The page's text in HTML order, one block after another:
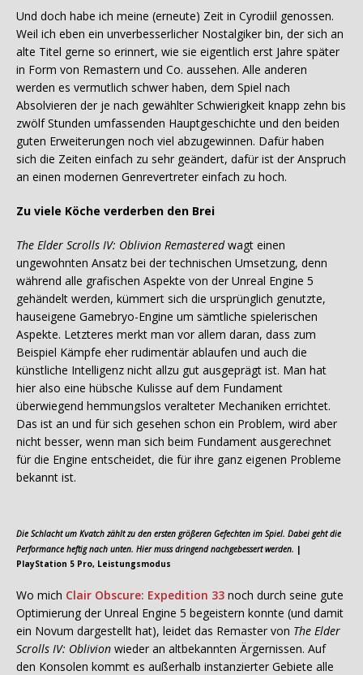
Und doch habe ich meine (erneute) Zeit in Cyrodiil genossen.
Weil ich eben ein unverbesserlicher Nostalgiker bin, der sich an
alte Titel gerne so erinnert, wie sie eigentlich erst Jahre später
in Form von Remastern und Co. aussehen. Alle anderen
werden es vermutlich schwer haben, dem Spiel nach
Absolvieren der je nach gewählter Schwierigkeit knapp zehn bis
zwölf Stunden umfassenden Hauptgeschichte und den beiden
guten Erweiterungen noch viel abzugewinnen. Dafür haben
sich die Zeiten einfach zu sehr geändert, dafür ist der Anspruch
an einen modernen Genrevertreter einfach zu hoch.
Zu viele Köche verderben den Brei
The Elder Scrolls IV: Oblivion Remasteredwagt einen
ungewohnten Ansatz bei der technischen Umsetzung, denn
während alle grafischen Aspekte von der Unreal Engine 5
gehändelt werden, kümmert sich die ursprünglich genutzte,
hauseigene Gamebryo-Engine um sämtliche spielerischen
Aspekte. Letzteres merkt man vor allem daran, dass zum
Beispiel Kämpfe eher rudimentär ablaufen und auch die
künstliche Intelligenz nicht allzu gut ausgeprägt ist. Man hat
hier also eine hübsche Kulisse auf dem Fundament
überwiegend hemmungslos veralteter Mechaniken errichtet.
Das ist an und für sich gesehen schon ein Problem, wird aber
nicht besser, wenn man sich beim Fundament ausgerechnet
für die Engine entscheidet, die für ihre ganz eigenen Probleme
bekannt ist.
Die Schlacht um Kvatch zählt zu den ersten größeren Gefechten im Spiel. Dabei geht die
Performance heftig nach unten. Hier muss dringend nachgebessert werden. |
PlayStation 5 Pro, Leistungsmodus
Wo mich Clair Obscure: Expedition 33 noch durch seine gute
Optimierung der Unreal Engine 5 begeistern konnte (und damit
ein Novum dargestellt hat), leidet das Remaster von The Elder
Scrolls IV: Oblivion wieder an altbekannten Ärgernissen. Auf
den Konsolen kommt es außerhalb instanzierter Gebiete alle